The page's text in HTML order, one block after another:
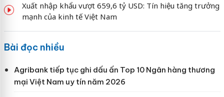
Xuất nhập khẩu vượt 659,6 tỷ USD: Tín hiệu tăng trưởng
mạnh của kinh tế Việt Nam
Bài đọc nhiều
Agribank tiếp tục ghi dấu ấn Top 10 Ngân hàng thương
mại Việt Nam uy tín năm 2026